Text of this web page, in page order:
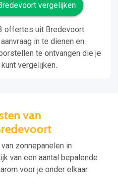
vergelijken
offertes uit Bredevoort
in te dienen en
te ontvangen die je
vergelijken.
van
zonnepanelen in
van een aantal bepalende
voor je onder elkaar.